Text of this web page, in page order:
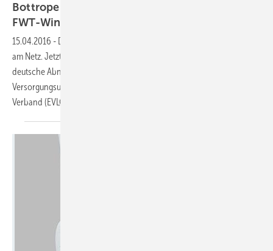
Bottroper Unternehmen kauft
FWT-Windenergieanlage
15.04.2016 - Die Prototypen der FWT 3000 sind bereits erfolgreich
am Netz. Jetzt sollen seriengefertigte Anlagen folgen. Der erste
deutsche Abnehmer der Windturbine ist das
Versorgungsunternehmen der Emscher Genossenschaft Lippe
Verband (EVLG) Betrem aus